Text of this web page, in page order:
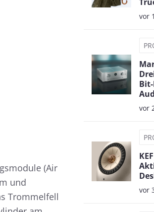
(Air
und
Trommelfell
vor
vor
vor